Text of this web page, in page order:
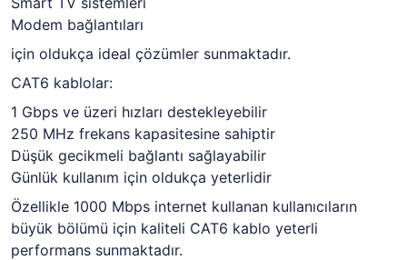
Modem bağlantıları
için oldukça ideal çözümler sunmaktadır.
CAT6 kablolar:
1 Gbps ve üzeri hızları destekleyebilir
250 MHz frekans kapasitesine sahiptir
Düşük gecikmeli bağlantı sağlayabilir
Günlük kullanım için oldukça yeterlidir
Özellikle 1000 Mbps internet kullanan kullanıcıların
büyük bölümü için kaliteli CAT6 kablo yeterli
performans sunmaktadır.